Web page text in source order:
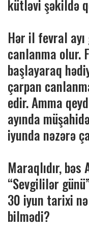
kütləvi şəkildə
Hər il fevral
canlanma olur.
başlayaraq
çarpan
edir. Amma
ayında
iyunda nəzərə
Maraqlıdır,
“Sevgililər
30 iyun tarixi
bilmədi?